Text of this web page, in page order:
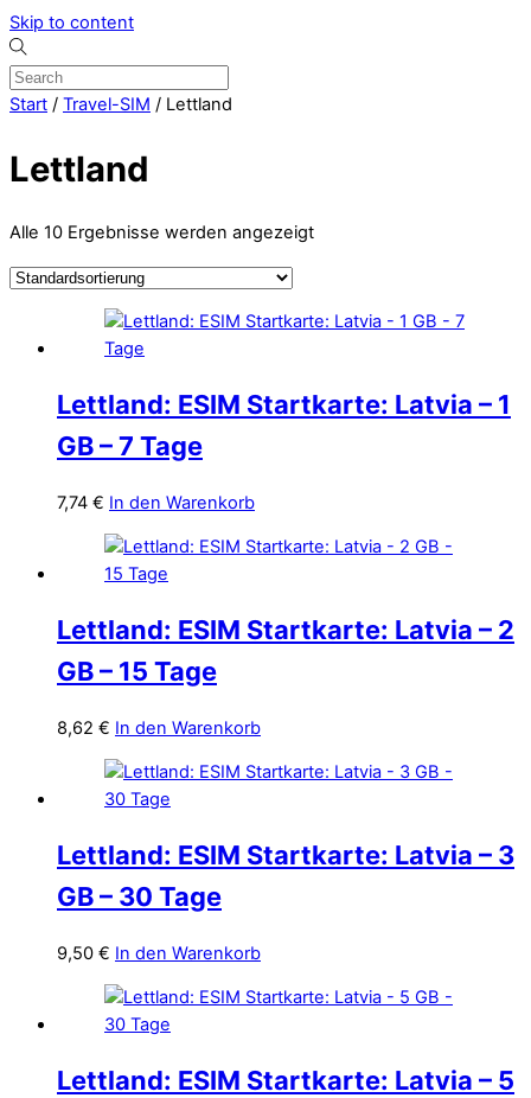
Skip to content
Start / Travel-SIM / Lettland
Lettland
Alle 10 Ergebnisse werden angezeigt
Lettland: ESIM Startkarte: Latvia – 1
GB – 7 Tage
7,74 € In den Warenkorb
Lettland: ESIM Startkarte: Latvia – 2
GB – 15 Tage
8,62 € In den Warenkorb
Lettland: ESIM Startkarte: Latvia – 3
GB – 30 Tage
9,50 € In den Warenkorb
Lettland: ESIM Startkarte: Latvia – 5